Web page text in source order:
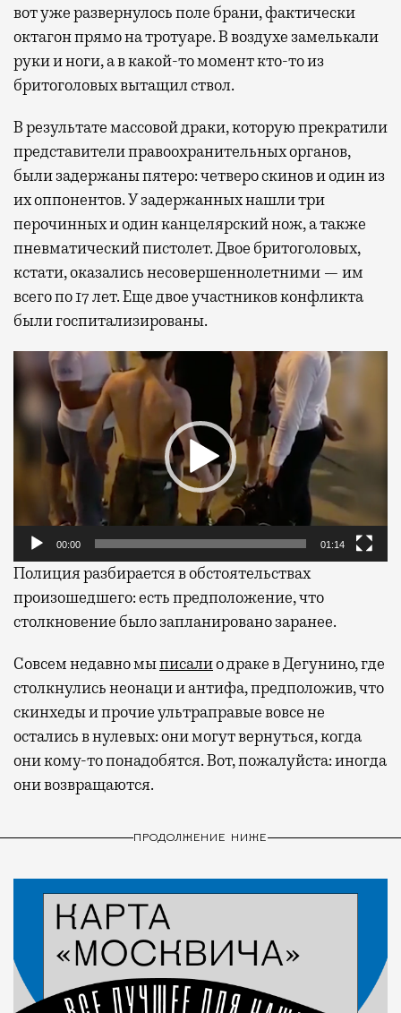
вот уже развернулось поле брани, фактически
октагон прямо на тротуаре. В воздухе замелькали
руки и ноги, а в какой-то момент кто-то из
бритоголовых вытащил ствол.
В результате массовой драки, которую прекратили
представители правоохранительных органов,
были задержаны пятеро: четверо скинов и один из
их оппонентов. У задержанных нашли три
перочинных и один канцелярский нож, а также
пневматический пистолет. Двое бритоголовых,
кстати, оказались несовершеннолетними — им
всего по 17 лет. Еще двое участников конфликта
были госпитализированы.
Видеоплеер
00:00 01:14
Полиция разбирается в обстоятельствах
произошедшего: есть предположение, что
столкновение было запланировано заранее.
Совсем недавно мыписалио драке в Дегунино, где
столкнулись неонаци и антифа, предположив, что
скинхеды и прочие ультраправые вовсе не
остались в нулевых: они могут вернуться, когда
они кому-то понадобятся. Вот, пожалуйста: иногда
они возвращаются.
ПРОДОЛЖЕНИЕ НИЖЕ